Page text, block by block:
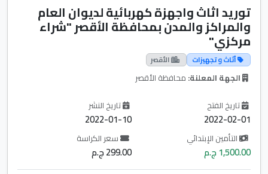
توريد اثاث واجهزة كهربائية لديوان العام
والمراكز والمدن بمحافظة الأقصر "شراء
مركزي"
أثاث و تجهيزات الأقصر
الجهة المعلنة: محافظة الأقصر
تاريخ الفتح
2022-02-01
تاريخ النشر
2022-01-10
التأمين الإبتدائي
1,500.00 ج.م
سعر الكراسة
299.00 ج.م